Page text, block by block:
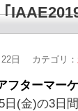
日 カテゴリ：
フターマー
日(金)の3日